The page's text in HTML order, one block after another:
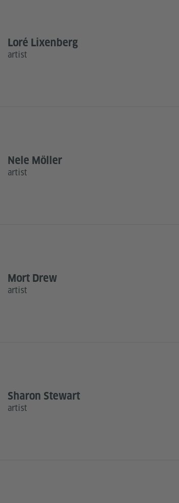
Loré Lixenberg
artist
Nele Möller
artist
Mort Drew
artist
Sharon Stewart
artist